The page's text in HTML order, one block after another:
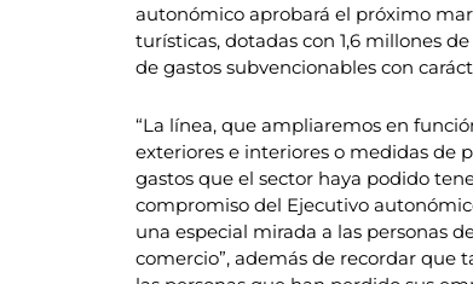
autonómico aprobará el próximo
turísticas, dotadas con 1,6 millones
de gastos subvencionables con
“La línea, que ampliaremos en
exteriores e interiores o medidas de
gastos que el sector haya podido
compromiso del Ejecutivo
una especial mirada a las personas
comercio”, además de recordar que